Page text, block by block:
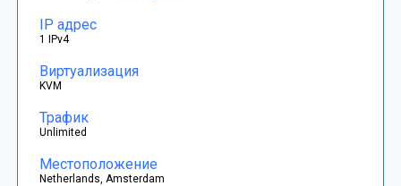
IP адрес
1 IPv4
Виртуализация
KVM
Трафик
Unlimited
Местоположение
Netherlands, Amsterdam